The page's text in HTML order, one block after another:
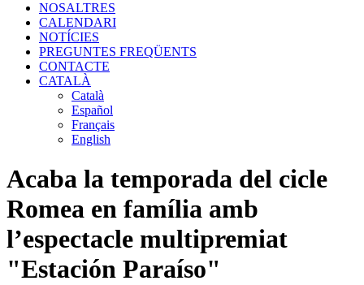
NOSALTRES
CALENDARI
NOTÍCIES
PREGUNTES FREQÜENTS
CONTACTE
CATALÀ
Català
Español
Français
English
Acaba la temporada del cicle
Romea en família amb
l’espectacle multipremiat
"Estación Paraíso"